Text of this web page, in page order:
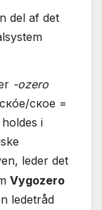
del af det
-ozero
ское =
i
leder det
Vygozero
ledetråd